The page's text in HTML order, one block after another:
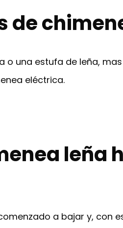
de
o una estufa de leña,
eléctrica.
leña
a bajar y, con